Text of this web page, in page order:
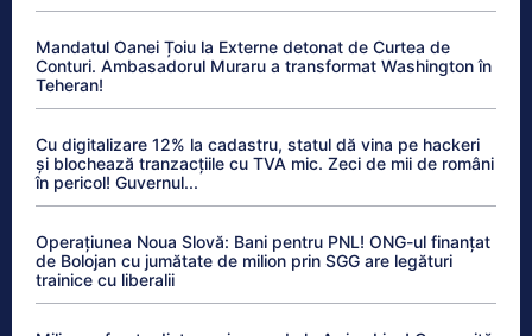
Mandatul Oanei Țoiu la Externe detonat de Curtea de
Conturi. Ambasadorul Muraru a transformat Washington în
Teheran!
Cu digitalizare 12% la cadastru, statul dă vina pe hackeri
și blochează tranzacțiile cu TVA mic. Zeci de mii de români
în pericol! Guvernul...
Operațiunea Noua Slovă: Bani pentru PNL! ONG-ul finanțat
de Bolojan cu jumătate de milion prin SGG are legături
trainice cu liberalii